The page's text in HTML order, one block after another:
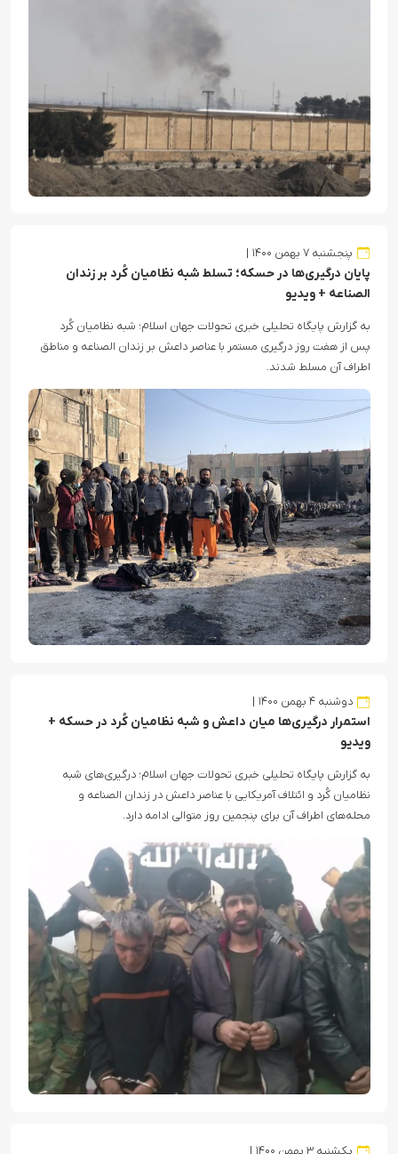
پنجشنبه ۷ بهمن ۱۴۰۰
پایان درگیری‌ها در حسکه؛ تسلط شبه نظامیان کُرد بر زندان
الصناعه + ویدیو
به گزارش پایگاه تحلیلی خبری تحولات جهان اسلام؛ شبه نظامیان کُرد
پس از هفت روز درگیری مستمر با عناصر داعش بر زندان الصناعه و مناطق
اطراف آن مسلط شدند.
دوشنبه ۴ بهمن ۱۴۰۰
استمرار درگیری‌‌ها میان داعش و شبه نظامیان کُرد در حسکه +
ویدیو
به گزارش پایگاه تحلیلی خبری تحولات جهان اسلام؛ درگیری‌های شبه
نظامیان کُرد و ائتلاف آمریکایی با عناصر داعش در زندان الصناعه و
محله‌های اطراف آن برای پنجمین روز متوالی ادامه دارد.
یکشنبه ۳ بهمن ۱۴۰۰